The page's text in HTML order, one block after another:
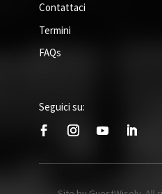
Contattaci
Termini
FAQs
Seguici su: